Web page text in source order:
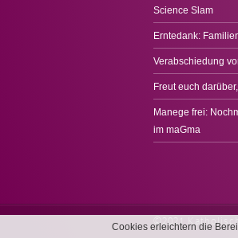
Science Slam
Erntedank:
Verabschiedung
Freut euch
Manege frei:
im maGma
©2021
Cookies erleichtern die